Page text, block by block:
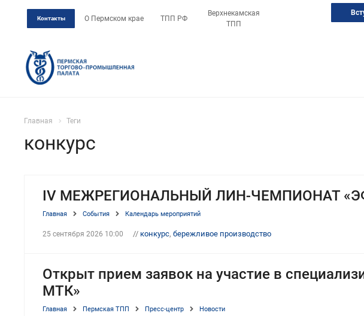
Контакты О Пермском крае ТПП РФ
Верхнекамская
ТПП
Главная Теги
конкурс
IV МЕЖРЕГИОНАЛЬНЫЙ ЛИН-ЧЕМПИОНАТ
Главная События Календарь мероприятий
25 сентября 2026 10:00 // конкурс, бережливое производство
Открыт прием заявок на участие в
МТК»
Главная Пермская ТПП Пресс-центр Новости